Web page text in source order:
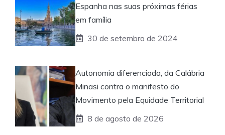
Espanha nas suas próximas férias
em família
30 de setembro de 2024
Autonomia diferenciada, da Calábria
Minasi contra o manifesto do
Movimento pela Equidade Territorial
8 de agosto de 2026